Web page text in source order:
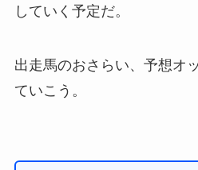
していく予定だ。
出走馬のおさらい、予想オ
ていこう。